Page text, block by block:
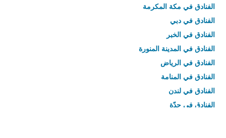
الفنادق في مكة المكرمة
الفنادق في دبي
الفنادق في الخبر
الفنادق في المدينة المنورة
الفنادق في الرياض
الفنادق في المنامة
الفنادق في لندن
الفنادق في جدّة